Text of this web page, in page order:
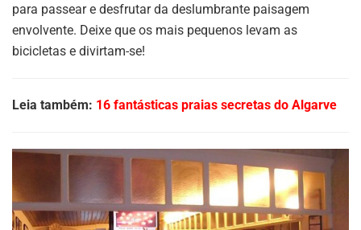
para passear e desfrutar da deslumbrante paisagem
envolvente. Deixe que os mais pequenos levam as
bicicletas e divirtam-se!
Leia também: 16 fantásticas praias secretas do Algarve